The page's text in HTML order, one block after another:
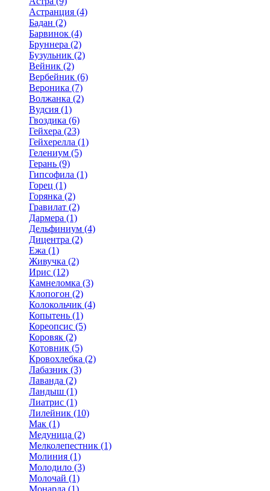
Астранция (4)
Бадан (2)
Барвинок (4)
Бруннера (2)
Бузульник (2)
Вейник (2)
Вербейник (6)
Вероника (7)
Волжанка (2)
Вудсия (1)
Гвоздика (6)
Гейхера (23)
Гейхерелла (1)
Гелениум (5)
Герань (9)
Гипсофила (1)
Горец (1)
Горянка (2)
Гравилат (2)
Дармера (1)
Дельфиниум (4)
Дицентра (2)
Ежа (1)
Живучка (2)
Ирис (12)
Камнеломка (3)
Клопогон (2)
Колокольчик (4)
Копытень (1)
Кореопсис (5)
Коровяк (2)
Котовник (5)
Кровохлебка (2)
Лабазник (3)
Лаванда (2)
Ландыш (1)
Лиатрис (1)
Лилейник (10)
Мак (1)
Медуница (2)
Мелколепестник (1)
Молиния (1)
Молодило (3)
Молочай (1)
Монарда (1)